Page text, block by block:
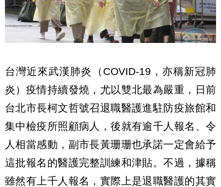
台灣近來武漢肺炎（COVID-19，亦稱新冠肺
炎）疫情持續發燒，尤以雙北最為嚴重，日前
台北市長柯文哲號召退職醫護進駐防疫旅館和
集中檢疫所照顧病人，後就有逾千人報名、令
人相當感動，副市長黃珊珊也承諾一定會給予
這批報名的醫護完整訓練和津貼。不過，據稱
雖然有上千人報名，實際上是退職醫護的其實